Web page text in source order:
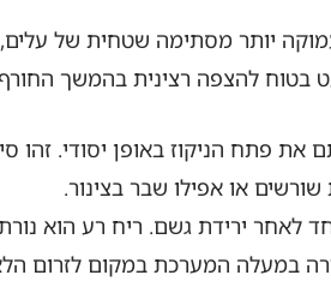
יותר מסתימה שטחית של
בטוח להצפה רצינית בהמשך
את פתח הניקוז באופן יסודי.
או אפילו שבר בצינור.
לאחר ירידת גשם. ריח רע הוא
במעלה המערכת במקום לזרום